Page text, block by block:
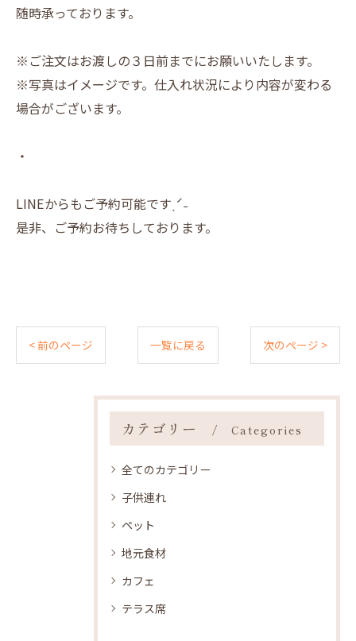
随時承っております。
※ご注文はお渡しの３日前までにお願いいたします。
※写真はイメージです。仕入れ状況により内容が変わる
場合がございます。
・
LINEからもご予約可能ですˎˊ˗
是非、ご予約お待ちしております。
< 前のページ 一覧に戻る 次のページ >
カテゴリー Categories
全てのカテゴリー
子供連れ
ペット
地元食材
カフェ
テラス席